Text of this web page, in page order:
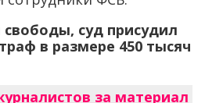
суд присудил
в размере 450 тысяч
за материал